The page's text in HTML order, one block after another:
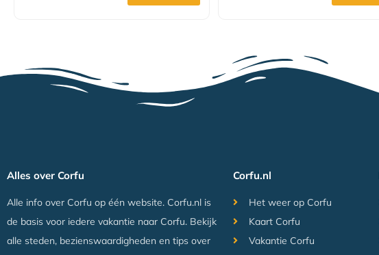
Alles over Corfu
Alle info over Corfu op één website. Corfu.nl is
de basis voor iedere vakantie naar Corfu. Bekijk
alle steden, bezienswaardigheden en tips over
Corfu.nl
Het weer op Corfu
Kaart Corfu
Vakantie Corfu